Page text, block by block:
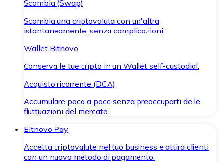
Scambia (Swap)
Scambia una criptovaluta con un'altra
istantaneamente, senza complicazioni.
Wallet Bitnovo
Conserva le tue cripto in un Wallet self-custodial.
Acquisto ricorrente (DCA)
Accumulare poco a poco senza preoccuparti delle
fluttuazioni del mercato.
Bitnovo Pay
Accetta criptovalute nel tuo business e attira clienti
con un nuovo metodo di pagamento.